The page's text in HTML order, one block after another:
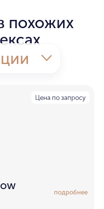
похожих
Цена по запросу
подробнее